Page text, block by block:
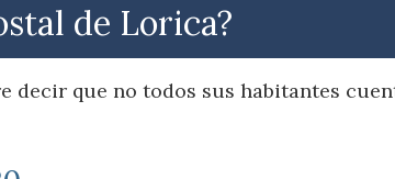
de Lorica?
decir que no todos sus habitantes